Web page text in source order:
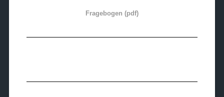
Fragebogen (pdf)